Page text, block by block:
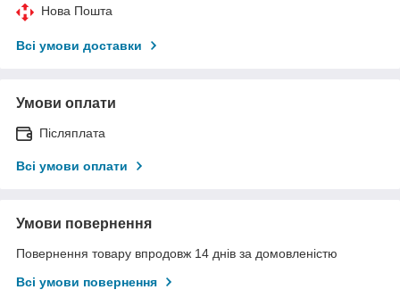
Нова Пошта
Всі умови доставки
Умови оплати
Післяплата
Всі умови оплати
Умови повернення
Повернення товару впродовж 14 днів за домовленістю
Всі умови повернення